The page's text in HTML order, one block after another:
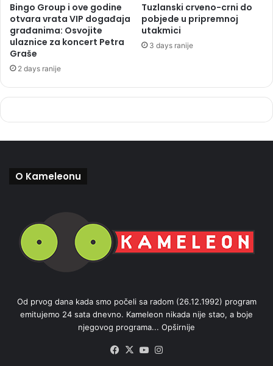
Bingo Group i ove godine
otvara vrata VIP događaja
građanima: Osvojite
ulaznice za koncert Petra
Graše
2 days ranije
Tuzlanski crveno-crni do
pobjede u pripremnoj
utakmici
3 days ranije
O Kameleonu
Od prvog dana kada smo počeli sa radom (26.12.1992) program
emitujemo 24 sata dnevno. Kameleon nikada nije stao, a boje
njegovog programa... Opširnije
Facebook
X YouTube